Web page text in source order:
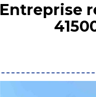
Entreprise